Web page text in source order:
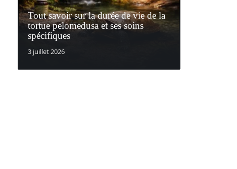
Tout savoir sur la durée de vie de la
tortue pelomedusa et ses soins
spécifiques
3 juillet 2026